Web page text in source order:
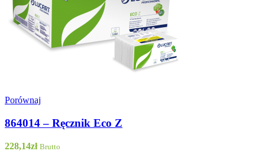
Porównaj
864014 – Ręcznik Eco Z
228,14zł Brutto